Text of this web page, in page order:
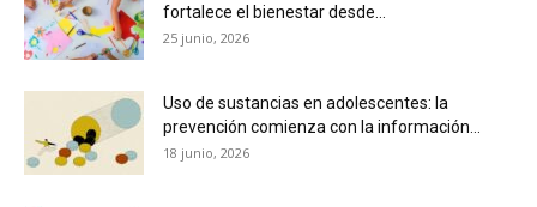
fortalece el bienestar desde...
25 junio, 2026
Uso de sustancias en adolescentes: la
prevención comienza con la información...
18 junio, 2026